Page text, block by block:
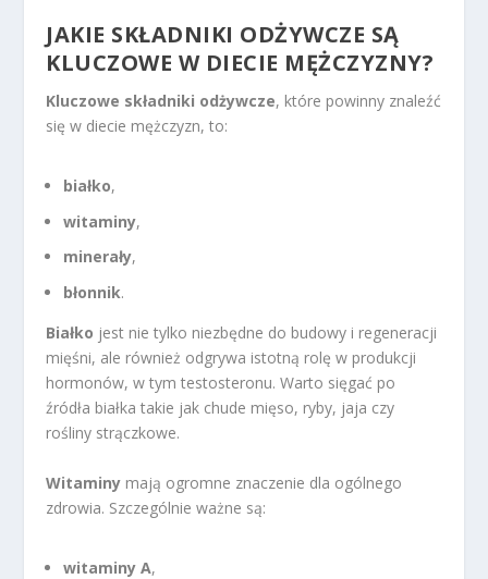
JAKIE SKŁADNIKI ODŻYWCZE SĄ
KLUCZOWE W DIECIE MĘŻCZYZNY?
Kluczowe składniki odżywcze, które powinny znaleźć
się w diecie mężczyzn, to:
białko,
witaminy,
minerały,
błonnik.
Białko jest nie tylko niezbędne do budowy i regeneracji
mięśni, ale również odgrywa istotną rolę w produkcji
hormonów, w tym testosteronu. Warto sięgać po
źródła białka takie jak chude mięso, ryby, jaja czy
rośliny strączkowe.
Witaminy mają ogromne znaczenie dla ogólnego
zdrowia. Szczególnie ważne są:
witaminy A,